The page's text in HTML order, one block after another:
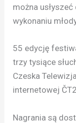
można
wykonaniu
55 edycję
trzy tysiące
Czeska
internetowej
Nagrania są